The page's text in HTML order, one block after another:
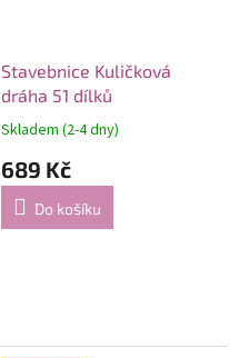
Stavebnice Kuličková
dráha 51 dílků
Skladem (2-4 dny)
689 Kč
Do košíku